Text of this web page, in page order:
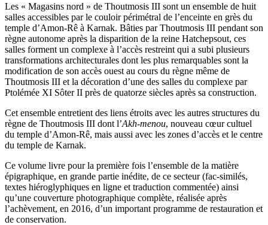
Les « Magasins nord » de Thoutmosis III sont un ensemble de huit
salles accessibles par le couloir périmétral de l’enceinte en grès du
temple d’Amon-Rê à Karnak. Bâties par Thoutmosis III pendant son
règne autonome après la disparition de la reine Hatchepsout, ces
salles forment un complexe à l’accès restreint qui a subi plusieurs
transformations architecturales dont les plus remarquables sont la
modification de son accès ouest au cours du règne même de
Thoutmosis III et la décoration d’une des salles du complexe par
Ptolémée XI Sôter II près de quatorze siècles après sa construction.
Cet ensemble entretient des liens étroits avec les autres structures du
règne de Thoutmosis III dont l’Akh-menou, nouveau cœur cultuel
du temple d’Amon-Rê, mais aussi avec les zones d’accès et le centre
du temple de Karnak.
Ce volume livre pour la première fois l’ensemble de la matière
épigraphique, en grande partie inédite, de ce secteur (fac-similés,
textes hiéroglyphiques en ligne et traduction commentée) ainsi
qu’une couverture photographique complète, réalisée après
l’achèvement, en 2016, d’un important programme de restauration et
de conservation.